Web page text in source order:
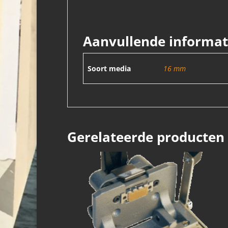
Aanvullende
Soort media 16 mm
Gerelateerde producten